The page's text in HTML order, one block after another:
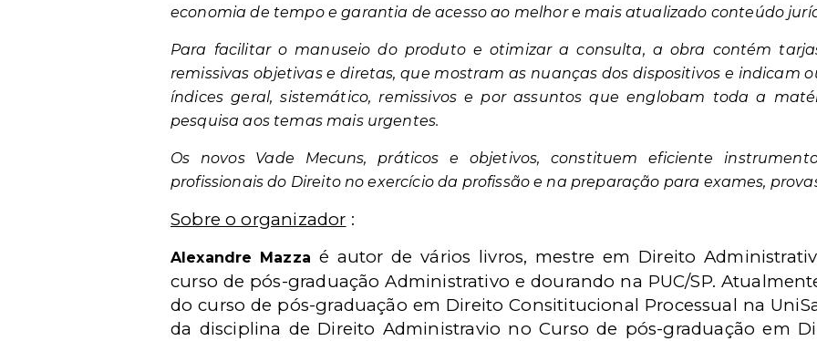
economia de tempo e garantia de acesso ao melhor e mais atualizado conteúdo
Para facilitar o manuseio do produto e otimizar a consulta, a obra contém
remissivas objetivas e diretas, que mostram as nuanças dos dispositivos e indicam
índices geral, sistemático, remissivos e por assuntos que englobam toda a
pesquisa aos temas mais urgentes.
Os novos Vade Mecuns, práticos e objetivos, constituem eficiente
profissionais do Direito no exercício da profissão e na preparação para exames,
Sobre o organizador :
Alexandre Mazza é autor de vários livros, mestre em Direito
curso de pós-graduação Administrativo e dourando na PUC/SP.
do curso de pós-graduação em Direito Consititucional Processual na
da disciplina de Direito Administravio no Curso de pós-graduação em